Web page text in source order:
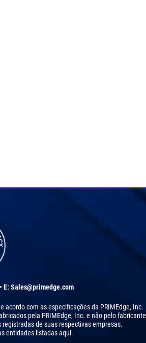
E: Sales@primedge.com
acordo com as especificações da PRIMEdge, Inc.
pela PRIMEdge, Inc. e não pelo fabricante
de suas respectivas empresas.
entidades listadas aqui.